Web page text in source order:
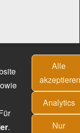
.
Alle
Analytics
Nur